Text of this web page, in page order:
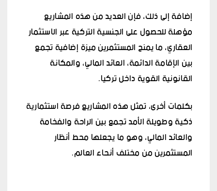
إضافة إلى ذلك، فإن العديد من هذه المشاريع
مؤهلة للحصول على الجنسية التركية عبر الاستثمار
العقاري، ما يمنح المستثمرين ميزة إضافية تجمع
بين الإقامة الدائمة، العائد المالي، والمكانة
القانونية القوية داخل تركيا.
بكلمات أخرى، تمثل هذه المشاريع فرصة استثمارية
ذكية وطويلة الأمد تجمع بين الراحة والفخامة
والعائد المالي، وهو ما يجعلها محط أنظار
المستثمرين من مختلف أنحاء العالم.